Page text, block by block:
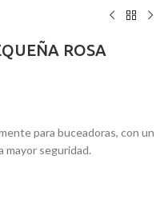
ROSA
para buceadoras, con un
mayor seguridad.